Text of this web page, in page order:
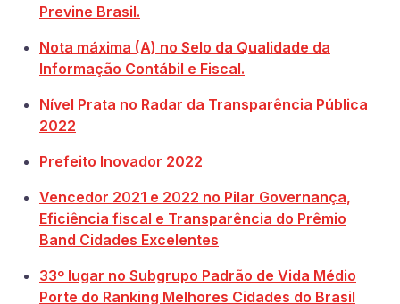
Previne Brasil.
Nota máxima (A) no Selo da Qualidade da
Informação Contábil e Fiscal.
Nível Prata no Radar da Transparência Pública
2022
Prefeito Inovador 2022
Vencedor 2021 e 2022 no Pilar Governança,
Eficiência fiscal e Transparência do Prêmio
Band Cidades Excelentes
33º lugar no Subgrupo Padrão de Vida Médio
Porte do Ranking Melhores Cidades do Brasil